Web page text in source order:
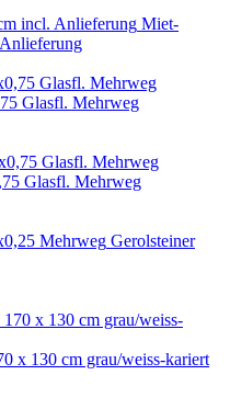
Miet-
Glasfl. Mehrweg
Glasfl. Mehrweg
Gerolsteiner
x 130 cm grau/weiss-kariert